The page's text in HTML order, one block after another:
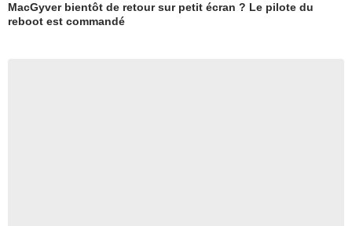
MacGyver bientôt de retour sur petit écran ? Le pilote du
reboot est commandé